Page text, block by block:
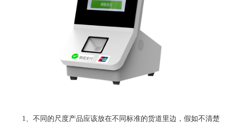
1、不同的尺度产品应该放在不同标准的货道里边，假如不清楚